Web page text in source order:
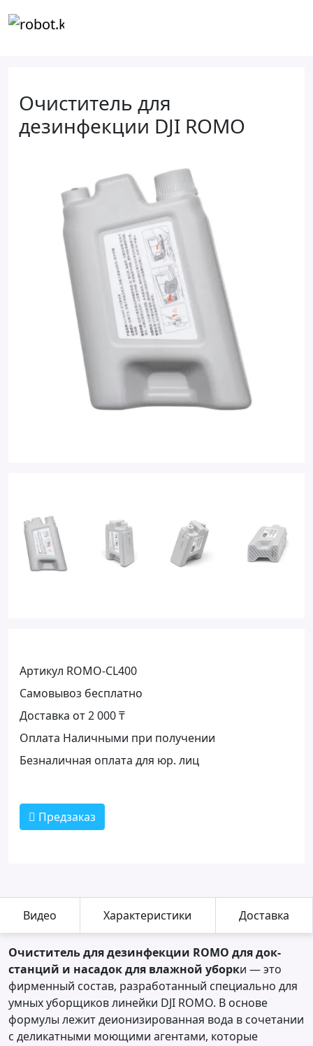
Очиститель для
дезинфекции DJI ROMO
Артикул ROMO-CL400
Самовывоз бесплатно
Доставка от 2 000 ₸
Оплата Наличными при получении
Безналичная оплата для юр. лиц
Предзаказ
Видео Характеристики Доставка
Очиститель для дезинфекции ROMO для док-
станций и насадок для влажной уборки — это
фирменный состав, разработанный специально для
умных уборщиков линейки DJI ROMO. В основе
формулы лежит деионизированная вода в сочетании
с деликатными моющими агентами, которые